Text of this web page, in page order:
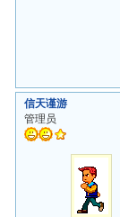
信天谨游
管理员